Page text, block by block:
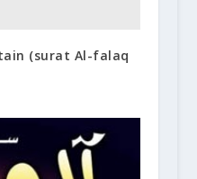
(surat Al-falaq